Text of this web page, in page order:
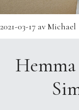
2021-03-17 avMichael